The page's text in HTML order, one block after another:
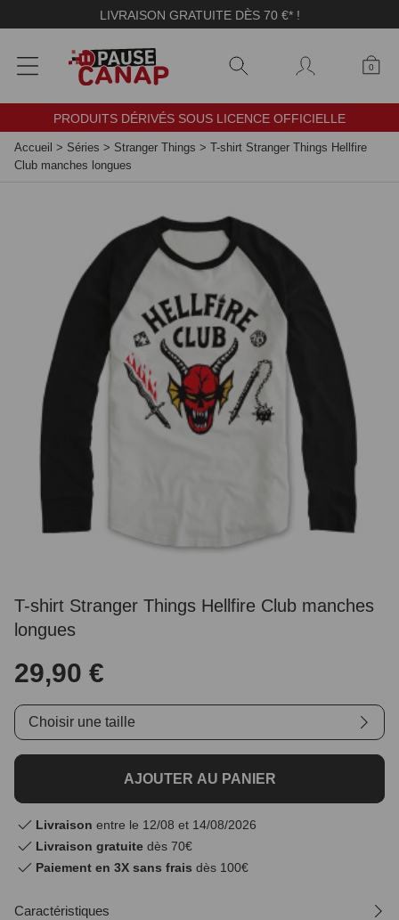
LIVRAISON GRATUITE DÈS 70 €* !
0
PRODUITS DÉRIVÉS SOUS LICENCE OFFICIELLE
Accueil > Séries > Stranger Things > T-shirt Stranger Things Hellfire
Club manches longues
T-shirt Stranger Things Hellfire Club manches
longues
29,90 €
Choisir une taille
AJOUTER AU PANIER
Livraison entre le 12/08 et 14/08/2026
Livraison gratuite dès 70€
Paiement en 3X sans frais dès 100€
Caractéristiques
Panneau de gestion des cookies